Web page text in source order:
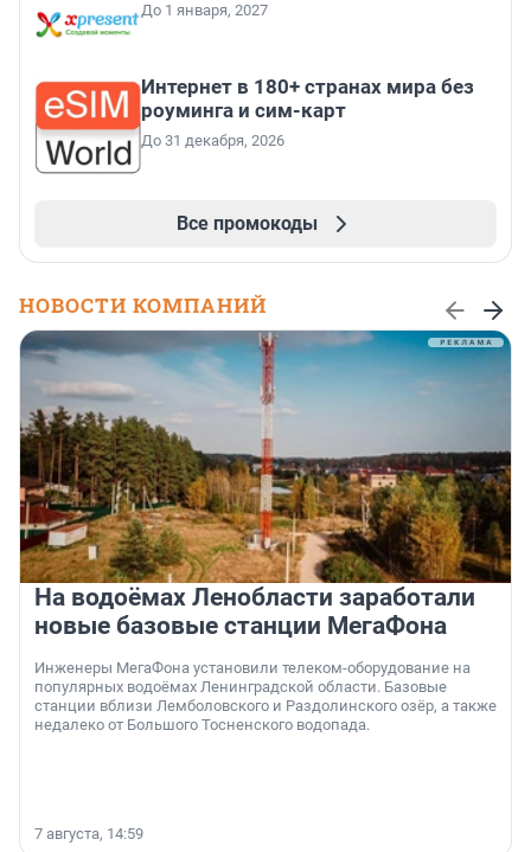
До 1 января, 2027
Интернет в 180+ странах мира без
роуминга и сим-карт
До 31 декабря, 2026
Все промокоды
НОВОСТИ КОМПАНИЙ
На водоёмах Ленобласти заработали
новые базовые станции МегаФона
Инженеры МегаФона установили телеком-оборудование на
популярных водоёмах Ленинградской области. Базовые
станции вблизи Лемболовского и Раздолинского озёр, а также
недалеко от Большого Тосненского водопада.
7 августа, 14:59